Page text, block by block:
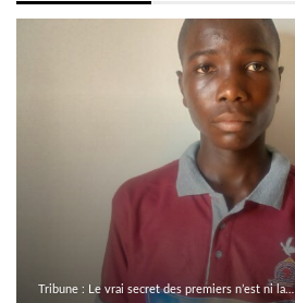
Tribune : Le vrai secret des premiers n’est ni la…